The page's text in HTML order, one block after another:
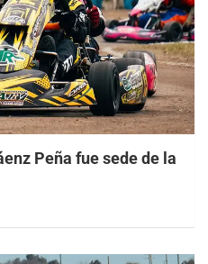
Peña fue sede de la